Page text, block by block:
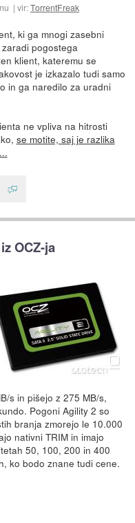
vir:TorrentFreak
ki ga mnogi zasebni
pogostega
klient, kateremu se
je izkazalo tudi samo
in ga naredilo za uradni
ne vpliva na hitrosti
se motite, saj je razlika
OCZ-ja
s in pišejo z 275 MB/s,
Pogoni Agility 2 so
branja zmorejo le 10.000
nativni TRIM in imajo
50, 100, 200 in 400
ko bodo znane tudi cene.